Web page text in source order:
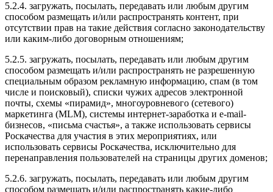
5.2.4. загружать, посылать, передавать или любым другим
способом размещать и/или распространять контент, при
отсутствии прав на такие действия согласно законодательству
или каким-либо договорным отношениям;
5.2.5. загружать, посылать, передавать или любым другим
способом размещать и/или распространять не разрешенную
специальным образом рекламную информацию, спам (в том
числе и поисковый), списки чужих адресов электронной
почты, схемы «пирамид», многоуровневого (сетевого)
маркетинга (MLM), системы интернет-заработка и e-mail-
бизнесов, «письма счастья», а также использовать сервисы
Роскачества для участия в этих мероприятиях, или
использовать сервисы Роскачества, исключительно для
перенаправления пользователей на страницы других доменов;
5.2.6. загружать, посылать, передавать или любым другим
способом размещать и/или распространять какие-либо